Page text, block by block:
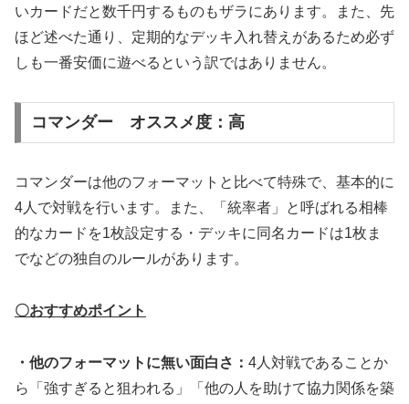
いカードだと数千円するものもザラにあります。また、先
ほど述べた通り、定期的なデッキ入れ替えがあるため必ず
しも一番安価に遊べるという訳ではありません。
コマンダー オススメ度：高
コマンダーは他のフォーマットと比べて特殊で、基本的に
4人で対戦を行います。また、「統率者」と呼ばれる相棒
的なカードを1枚設定する・デッキに同名カードは1枚ま
でなどの独自のルールがあります。
〇おすすめポイント
・他のフォーマットに無い面白さ： 4人対戦であることか
ら「強すぎると狙われる」「他の人を助けて協力関係を築